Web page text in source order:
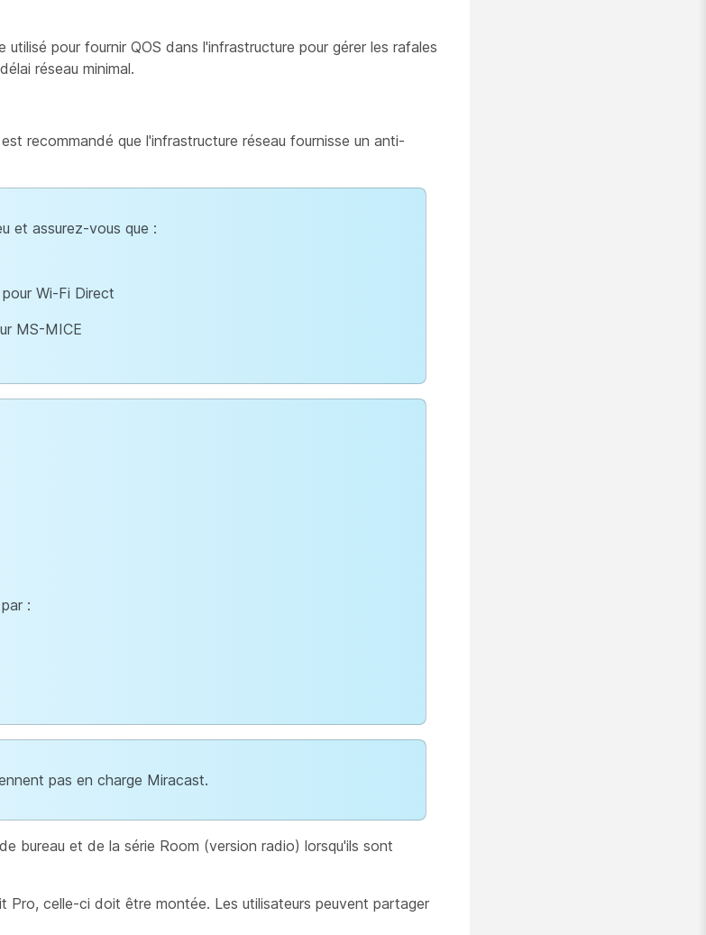
pour fournir QOS dans l'infrastructure pour gérer les rafales
réseau minimal.
recommandé que l'infrastructure réseau fournisse un anti-
et assurez-vous que :
Wi-Fi Direct
MS-MICE
:
pas en charge Miracast.
bureau et de la série Room (version radio) lorsqu'ils sont
Pro, celle-ci doit être montée. Les utilisateurs peuvent partager